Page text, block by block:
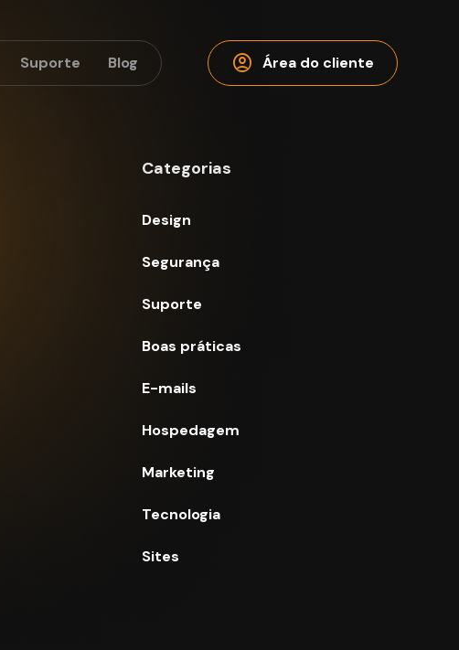
Suporte Blog account_circle Área do cliente
Categorias
Design
Segurança
Suporte
Boas práticas
E-mails
Hospedagem
Marketing
Tecnologia
Sites